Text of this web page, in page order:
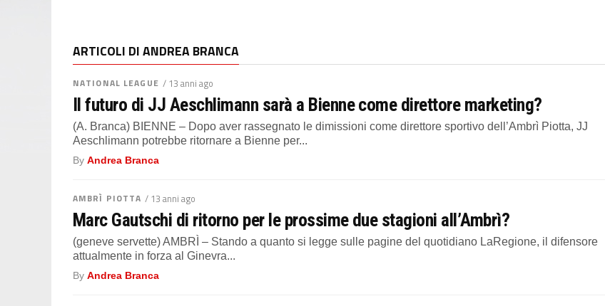
ARTICOLI DI ANDREA BRANCA
NATIONAL LEAGUE / 13 anni ago
Il futuro di JJ Aeschlimann sarà a Bienne come direttore marketing?
(A. Branca) BIENNE – Dopo aver rassegnato le dimissioni come direttore sportivo dell’Ambrì Piotta, JJ
Aeschlimann potrebbe ritornare a Bienne per...
By Andrea Branca
AMBRÌ PIOTTA / 13 anni ago
Marc Gautschi di ritorno per le prossime due stagioni all’Ambrì?
(geneve servette) AMBRÌ – Stando a quanto si legge sulle pagine del quotidiano LaRegione, il difensore
attualmente in forza al Ginevra...
By Andrea Branca